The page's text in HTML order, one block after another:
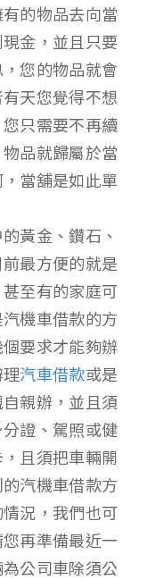
的物品去向當
金，並且只要
您的物品就會
天您覺得不想
只需要不再續
品就歸屬於當
當舖是如此單
黃金、鑽石、
最方便的就是
至有的家庭可
機車借款的方
要求才能夠辦
汽車借款或是
親辦，並且須
證、駕照或健
且須把車輛開
汽機車借款方
況，我們也可
再準備最近一
公司車除須公